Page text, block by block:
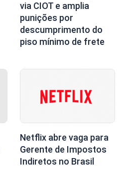
via CIOT e amplia
punições por
descumprimento do
piso mínimo de frete
Netflix abre vaga para
Gerente de Impostos
Indiretos no Brasil